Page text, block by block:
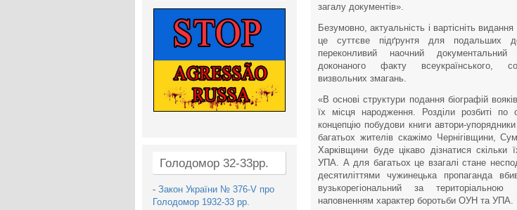
Голодомор 32-33рр.
- Закон України № 376-V про
Голодомор 1932-33 рр.
загалу документів».
Безумовно, актуальність і вартісніть
це суттєве підґрунтя для подальших
переконливий наочний
доконаного факту всеукраїнського,
визвольних змагань.
«В основі структури подання біографій
їх місця народження. Розділи розбиті
концепцію побудови книги автори-
багатьох жителів скажімо Чернігівщини,
Харківщини буде цікаво дізнатися скільки
УПА. А для багатьох це взагалі стане
десятиліттями чужинецька пропаганда
вузькорегіональний за
наповненням характер боротьби ОУН та УПА.